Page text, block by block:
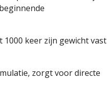
keer zijn gewicht vast
zorgt voor directe